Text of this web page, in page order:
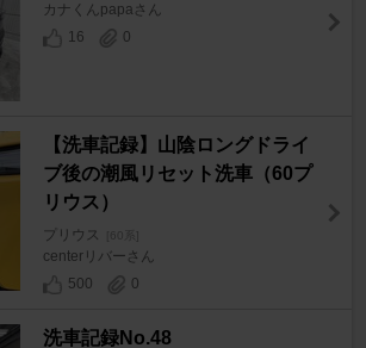
カナくんpapaさん
16
0
【洗車記録】山陰ロングドライ
ブ後の潮風リセット洗車（60プ
リウス）
プリウス [60系]
centerリバーさん
500
0
洗車記録No.48